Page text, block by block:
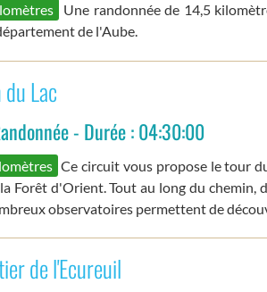
Une randonnée de 14,5
de l'Aube.
Lac
- Durée : 04:30:00
Ce circuit vous propose le tour
Forêt d'Orient. Tout au long du chemin,
observatoires permettent de
de l'Ecureuil